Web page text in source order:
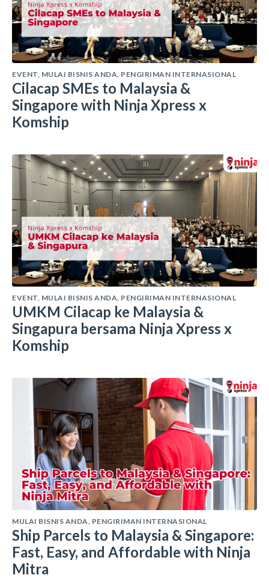
EVENT MULAI BISNIS ANDA PENGIRIMAN INTERNASIONAL
Cilacap SMEs to Malaysia &
Singapore with Ninja Xpress x
Komship
EVENT MULAI BISNIS ANDA PENGIRIMAN INTERNASIONAL
UMKM Cilacap ke Malaysia &
Singapura bersama Ninja Xpress x
Komship
MULAI BISNIS ANDA PENGIRIMAN INTERNASIONAL
Ship Parcels to Malaysia & Singapore:
Fast, Easy, and Affordable with Ninja
Mitra